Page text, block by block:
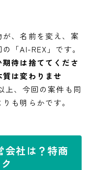
、名前を変え、案
「AI-REX」です。
期待は捨ててくださ
は変わりませ
上、今回の案件も同
も明らかです。
会社は？特商